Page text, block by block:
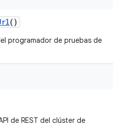
()
programador de pruebas de
de REST del clúster de